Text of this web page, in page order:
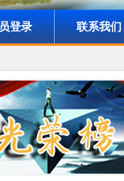
登录 联系我们